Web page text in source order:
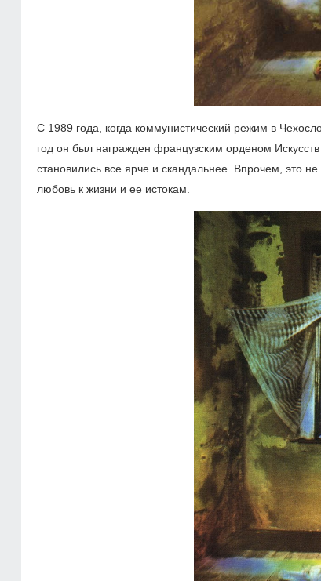
С 1989 года, когда коммунистический режим в
год он был награжден французским орденом
становились все ярче и скандальнее. Впрочем, это
любовь к жизни и ее истокам.